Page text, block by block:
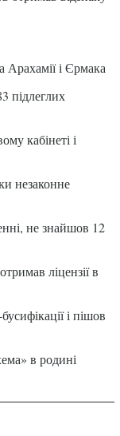
і Єрмака
підлеглих
кабінеті і
незаконне
не знайшов 12
ліцензії в
і пішов
в родині